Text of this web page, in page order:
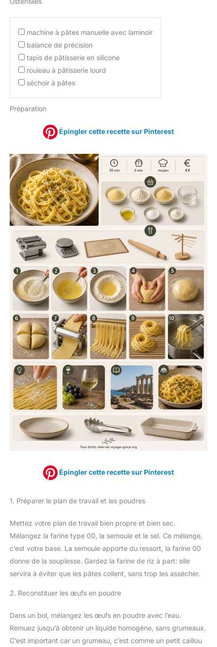
machine à pâtes manuelle avec laminoir
balance de précision
tapis de pâtisserie en silicone
rouleau à pâtisserie lourd
séchoir à pâtes
Préparation
Épingler cette recette sur Pinterest
Épingler cette recette sur Pinterest
1. Préparer le plan de travail et les poudres
Mettez votre plan de travail bien propre et bien sec.
Mélangez la farine type 00, la semoule et le sel. Ce mélange,
c’est votre base. La semoule apporte du ressort, la farine 00
donne de la souplesse. Gardez la farine de riz à part: elle
servira à éviter que les pâtes collent, sans trop les assécher.
2. Reconstituer les œufs en poudre
Dans un bol, mélangez les œufs en poudre avec l’eau.
Remuez jusqu’à obtenir un liquide homogène, sans grumeaux.
C’est important car un grumeau, c’est comme un petit caillou